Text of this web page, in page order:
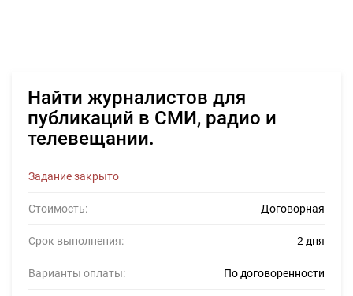
Найти журналистов для
публикаций в СМИ, радио и
телевещании.
Задание закрыто
Стоимость: Договорная
Срок выполнения: 2 дня
Варианты оплаты: По договоренности